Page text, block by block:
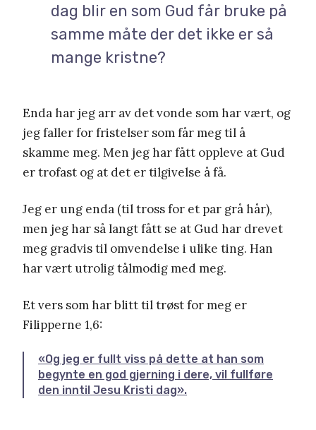
dag blir en som Gud får bruke på
samme måte der det ikke er så
mange kristne?
Enda har jeg arr av det vonde som har vært, og
jeg faller for fristelser som får meg til å
skamme meg. Men jeg har fått oppleve at Gud
er trofast og at det er tilgivelse å få.
Jeg er ung enda (til tross for et par grå hår),
men jeg har så langt fått se at Gud har drevet
meg gradvis til omvendelse i ulike ting. Han
har vært utrolig tålmodig med meg.
Et vers som har blitt til trøst for meg er
Filipperne 1,6:
«Og jeg er fullt viss på dette at han som
begynte en god gjerning i dere, vil fullføre
den inntil Jesu Kristi dag».